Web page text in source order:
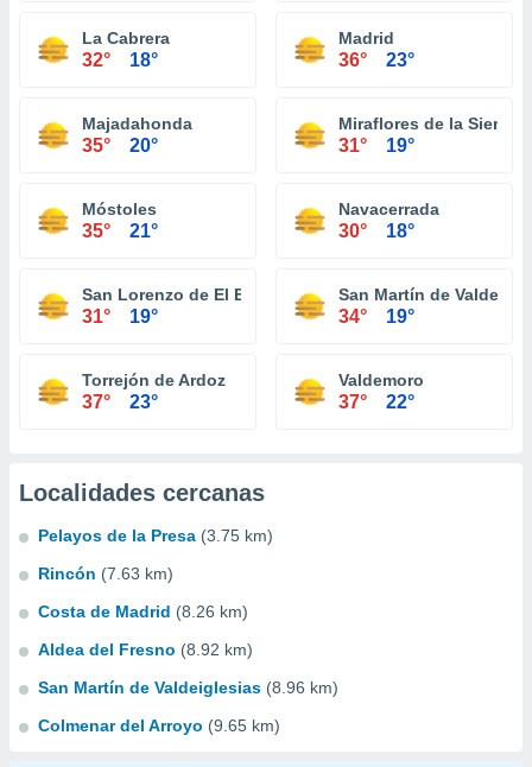
La Cabrera
32° 18°
Madrid
36° 23°
Majadahonda
35° 20°
Miraflores de la Sierra
31° 19°
Móstoles
35° 21°
Navacerrada
30° 18°
San Lorenzo de El Escorial
31° 19°
San Martín de
34° 19°
Torrejón de Ardoz
37° 23°
Valdemoro
37° 22°
Localidades cercanas
Pelayos de la Presa (3.75 km)
Rincón (7.63 km)
Costa de Madrid (8.26 km)
Aldea del Fresno (8.92 km)
San Martín de Valdeiglesias (8.96 km)
Colmenar del Arroyo (9.65 km)